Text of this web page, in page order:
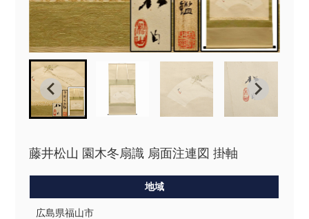
藤井松山 園木冬扇識 扇面注連図 掛軸
地域
広島県福山市